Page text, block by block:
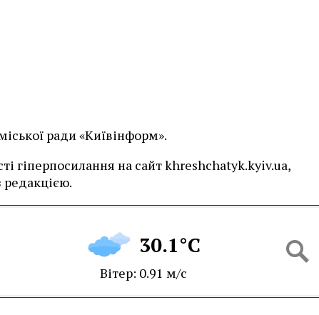
ради «Київінформ».
гіперпосилання на сайт khreshchatyk.kyiv.ua,
30.1°C
Вітер: 0.91 м/с